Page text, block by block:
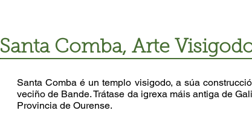
Santa Comba, Arte
Santa Comba é un templo visigodo, a súa
veciño de Bande. Trátase da igrexa máis antiga de
Provincia de Ourense.